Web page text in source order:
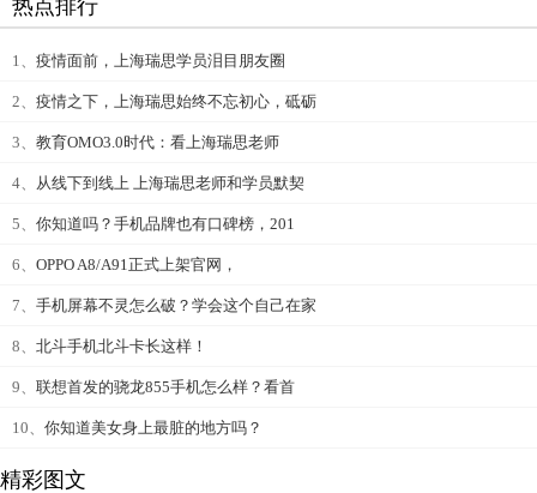
热点排行
1、 疫情面前，上海瑞思学员泪目朋友圈
2、 疫情之下，上海瑞思始终不忘初心，砥砺
3、 教育OMO3.0时代：看上海瑞思老师
4、 从线下到线上 上海瑞思老师和学员默契
5、 你知道吗？手机品牌也有口碑榜，201
6、 OPPO A8/A91正式上架官网，
7、 手机屏幕不灵怎么破？学会这个自己在家
8、 北斗手机北斗卡长这样！
9、 联想首发的骁龙855手机怎么样？看首
10、 你知道美女身上最脏的地方吗？
精彩图文